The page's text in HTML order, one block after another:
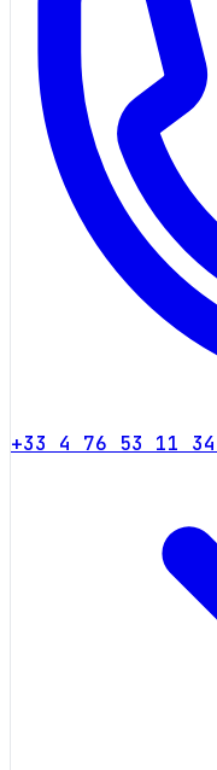
+33 4 76 53 11 34